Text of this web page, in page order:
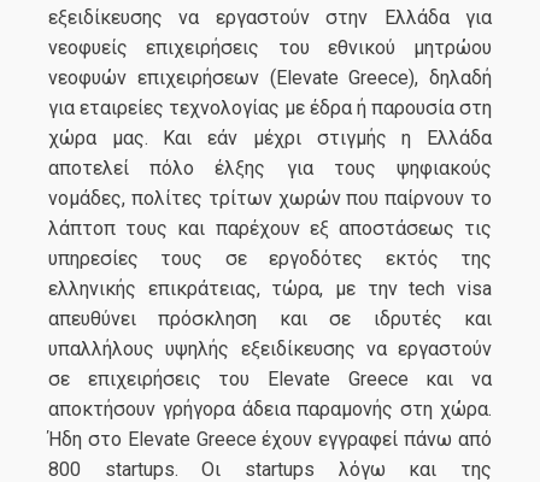
εξειδίκευσης να εργαστούν στην Ελλάδα για
νεοφυείς επιχειρήσεις του εθνικού μητρώου
νεοφυών επιχειρήσεων (Elevate Greece), δηλαδή
για εταιρείες τεχνολογίας με έδρα ή παρουσία στη
χώρα μας. Και εάν μέχρι στιγμής η Ελλάδα
αποτελεί πόλο έλξης για τους ψηφιακούς
νομάδες, πολίτες τρίτων χωρών που παίρνουν το
λάπτοπ τους και παρέχουν εξ αποστάσεως τις
υπηρεσίες τους σε εργοδότες εκτός της
ελληνικής επικράτειας, τώρα, με την tech visa
απευθύνει πρόσκληση και σε ιδρυτές και
υπαλλήλους υψηλής εξειδίκευσης να εργαστούν
σε επιχειρήσεις του Elevate Greece και να
αποκτήσουν γρήγορα άδεια παραμονής στη χώρα.
Ήδη στο Elevate Greece έχουν εγγραφεί πάνω από
800 startups. Οι startups λόγω και της